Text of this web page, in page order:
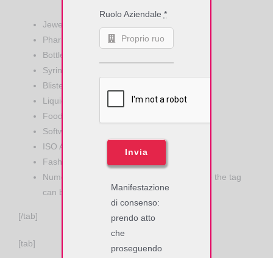
Jewelry Tags
Pharmaceutical vials
Bottles
Syringes
Blister packs
Liquids
Food product packaging
Software/video DVD’s
ISO Access Control or loyalty cards
Fashion Apparel
Numerous counterfeiting applications where the tag
can be easily concealed
[/tab]
[tab]
Ruolo Aziendale *
Invia
Manifestazione
di consenso:
prendo atto
che
proseguendo